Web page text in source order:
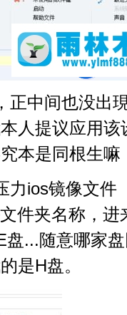
正中间也没出
人提议应用
本是同根生
力ios镜像文件
件夹名称，进
...随意哪家
是H盘。